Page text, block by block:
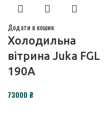
Додати в кошик
Холодильна
вітрина Juka FGL
190A
₴